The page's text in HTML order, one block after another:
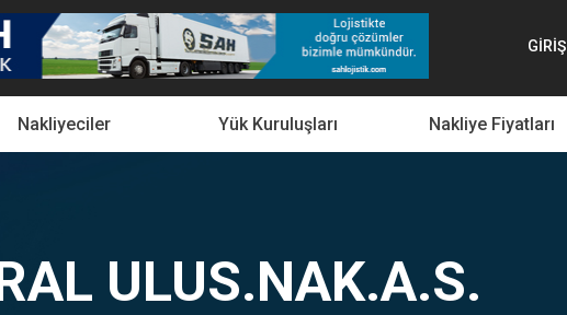
GIRIŞ
Nakliyeciler Yük Kuruluşları Nakliye Fiyatları
ULUS.NAK.A.S.